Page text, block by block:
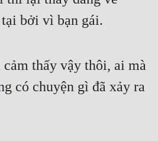
bởi vì bạn gái.
thấy vậy thôi, ai mà
có chuyện gì đã xảy ra